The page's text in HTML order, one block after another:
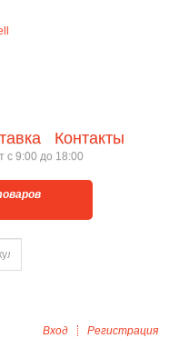
Контакты
с 9:00 до 18:00
Вход Регистрация